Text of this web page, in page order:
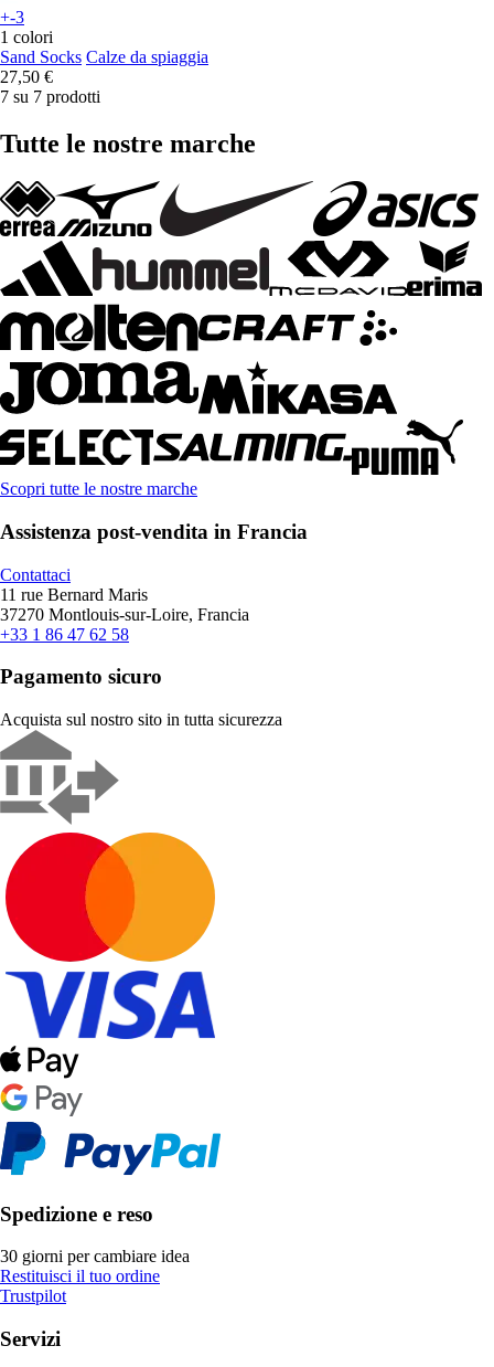
+-3
1 colori
Sand Socks Calze da spiaggia
27,50 €
7 su 7 prodotti
Tutte le nostre marche
Scopri tutte le nostre marche
Assistenza post-vendita in Francia
Contattaci
11 rue Bernard Maris
37270 Montlouis-sur-Loire, Francia
+33 1 86 47 62 58
Pagamento sicuro
Acquista sul nostro sito in tutta sicurezza
Spedizione e reso
30 giorni per cambiare idea
Restituisci il tuo ordine
Trustpilot
Servizi